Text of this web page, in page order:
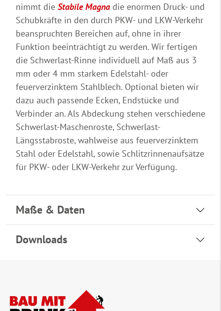
nimmt die Stabile Magna die enormen Druck- und
Schubkräfte in den durch PKW- und LKW-Verkehr
beanspruchten Bereichen auf, ohne in ihrer
Funktion beeinträchtigt zu werden. Wir fertigen
die Schwerlast-Rinne individuell auf Maß aus 3
mm oder 4 mm starkem Edelstahl- oder
feuerverzinktem Stahlblech. Optional bieten wir
dazu auch passende Ecken, Endstücke und
Verbinder an. Als Abdeckung stehen verschiedene
Schwerlast-Maschenroste, Schwerlast-
Längsstabroste, wahlweise aus feuerverzinktem
Stahl oder Edelstahl, sowie Schlitzrinnenaufsätze
für PKW- oder LKW-Verkehr zur Verfügung.
Maße & Daten
Downloads